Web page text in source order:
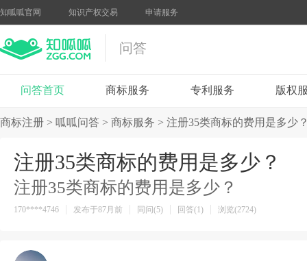
知呱呱官网 知识产权交易 申请服务
问答
问答首页 商标服务 专利服务 版权
商标注册 > 呱呱问答 > 商标服务 > 注册35类商标的费用是多少
注册35类商标的费用是多少？
注册35类商标的费用是多少？
170****4746 发布于87月前 同问(5) 回答(1) 浏览(2724)